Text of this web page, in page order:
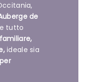
de
tutto
ideale sia
per